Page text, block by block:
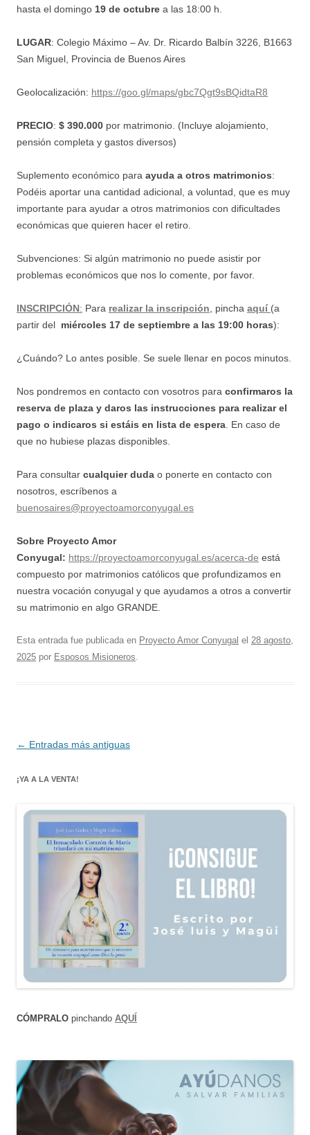
hasta el domingo 19 de octubre a las 18:00 h.
LUGAR: Colegio Máximo – Av. Dr. Ricardo Balbín 3226, B1663
San Miguel, Provincia de Buenos Aires
Geolocalización: https://goo.gl/maps/gbc7Qgt9sBQidtaR8
PRECIO: $ 390.000 por matrimonio. (Incluye alojamiento,
pensión completa y gastos diversos)
Suplemento económico para ayuda a otros matrimonios:
Podéis aportar una cantidad adicional, a voluntad, que es muy
importante para ayudar a otros matrimonios con dificultades
económicas que quieren hacer el retiro.
Subvenciones: Si algún matrimonio no puede asistir por
problemas económicos que nos lo comente, por favor.
INSCRIPCIÓN: Para realizar la inscripción , pincha aquí (a
partir del miércoles 17 de septiembre a las 19:00 horas):
¿Cuándo? Lo antes posible. Se suele llenar en pocos minutos.
Nos pondremos en contacto con vosotros para confirmaros la
reserva de plaza y daros las instrucciones para realizar el
pago o indicaros si estáis en lista de espera . En caso de
que no hubiese plazas disponibles.
Para consultar cualquier duda o ponerte en contacto con
nosotros, escríbenos a
buenosaires@proyectoamorconyugal.es
Sobre Proyecto Amor
Conyugal: https://proyectoamorconyugal.es/acerca-de está
compuesto por matrimonios católicos que profundizamos en
nuestra vocación conyugal y que ayudamos a otros a convertir
su matrimonio en algo GRANDE.
Esta entrada fue publicada en Proyecto Amor Conyugal el 28 agosto,
2025 por Esposos Misioneros
Navegación
entradas
← Entradas más antiguas
¡YA A LA VENTA!
CÓMPRALO pinchando AQUÍ